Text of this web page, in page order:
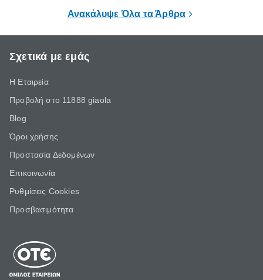
Ανακάλυψε Όλα τα Άρθρα
Σχετικά με εμάς
Η Εταιρεία
Προβολή στο 11888 giaola
Blog
Όροι χρήσης
Προστασία Δεδομένων
Επικοινωνία
Ρυθμίσεις Cookies
Προσβασιμότητα